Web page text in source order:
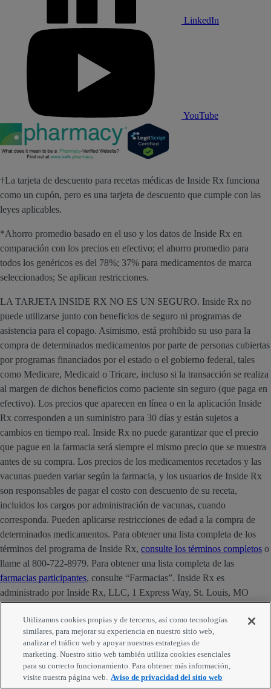
LinkedIn
YouTube
†La tarjeta de descuento para recetas médicas de Inside Rx funciona
como un cupón, pero es una tarjeta de descuento que cumple con las
leyes aplicables.
*Ahorro promedio basado en el uso y los datos de Inside Rx en
comparación con los precios en efectivo; el ahorro promedio para
todos los genéricos es del 78%; 37% para medicamentos de marca
seleccionados; Se aplican restricciones.
LA TARJETA INSIDE RX NO ES UN SEGURO. Inside Rx no
puede utilizarse junto con beneficios de seguro ni programas de
asistencia para el copago. Asimismo, está prohibido su uso para la
compra de determinados medicamentos por parte de personas cubiertas
por programas financiados por el estado o el gobierno federal, tales
como Medicare, Medicaid o Tricare, incluso si la transacción se realiza
al margen de dichos beneficios como paciente sin seguro (que paga en
efectivo). Los precios que aparecen en línea o en la aplicación Inside
Rx corresponden a un suministro para 30 días y están sujetos a
cambios en tiempo real. Inside Rx no puede garantizar que el precio
que pague en la farmacia será siempre el mismo precio que se muestra
antes de su compra. Los precios de los medicamentos recetados y las
vacunas pueden variar según la farmacia, y los usuarios de Inside Rx
son responsables de pagar el costo con descuento de su receta,
incluidos los cargos por administración de vacunas, cuando
corresponda. Pueden aplicarse restricciones de edad a la compra de
determinados medicamentos. Para obtener una lista completa de los
términos del programa de Inside Rx, consulte los términos completos o
llame al 800-722-8979. Para obtener una lista completa de las
farmacias participantes, consulte “Farmacias”. Inside Rx es
administrado por Inside Rx, LLC, 1 Express Way, St. Louis, MO
Strategic Development, Inc.
Utilizamos cookies propias y de terceros, así como tecnologías
similares, para mejorar su experiencia en nuestro sitio web,
analizar el tráfico web y apoyar nuestras estrategias de
marketing. Nuestro sitio web también utiliza cookies esenciales
para su correcto funcionamiento. Para obtener más información,
visite nuestra página web. Aviso de privacidad del sitio web